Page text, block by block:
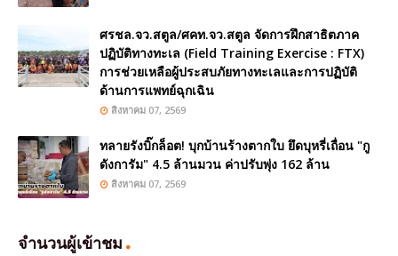
ศรชล.จว.สตูล/ศคท.จว.สตูล จัดการฝึกสาธิตภาค
ปฏิบัติทางทะเล (Field Training Exercise : FTX)
การช่วยเหลือผู้ประสบภัยทางทะเลและการปฏิบัติ
ด้านการแพทย์ฉุกเฉิน
สิงหาคม 07, 2569
ทลายรังบิ๊กล็อต! บุกบ้านร้างตากใบ ยึดบุหรี่เถื่อน "กู
ดังการัม" 4.5 ล้านมวน ค่าปรับพุ่ง 162 ล้าน
สิงหาคม 07, 2569
จำนวนผู้เข้าชม